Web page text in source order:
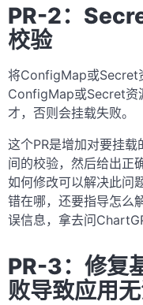
PR-2：
校验
将ConfigMap或Secret
ConfigMap或Secret资
才，否则会挂载失败。
这个PR是增加对要挂
间的校验，然后给出正
如何修改可以解决此问
错在哪，还要指导怎么
误信息，拿去问
PR-3：修复
败导致应用